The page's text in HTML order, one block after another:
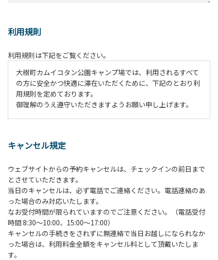
利用規則
利用規則は下記をご覧ください。
大樹町カムイコタン公園キャンプ場では、利用されるすべて
の方に安全かつ快適に滞在いただくために、下記のとおり利
用規則を定めております。
御理解のうえ遵守いただきますようお願い申し上げます。
２、中学生以下だけでの利用はできません。高校生以上の方
３、テントサイト（多目的広場を含む。）の使用は、事前に
予約いただいた方のみで、連泊の方を除き、正午からです。
基本的に、テント1張りにつき1区画の予約をお願いします。
管理棟にてチェックインの手続きを行ってください。午後3
時前にお越しの方は、午後3時になりましたら管理棟にて手
続きを行ってください。午後5時過ぎにお越しの方は、翌朝
手続きを行ってください。
４、車両は、荷物の積み下ろし時以外は、駐車場にとめてく
ださい。
キャンセル規定
ウェブサイトからの予約キャンセルは、チェックインの前日まで
とさせていただきます。
当日のキャンセルは、必ず電話でご連絡ください。電話連絡のあ
った場合のみ対応いたします。
なお受付時間が限られていますのでご注意ください。（電話受付
時間 8:30～10:00、15:00～17:00）
キャンセルの手続きをされずに無連絡で当日お越しになられなか
った場合は、利用料金全額をキャンセル料として頂戴いたしま
す。